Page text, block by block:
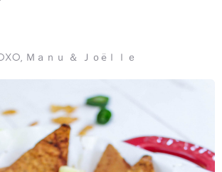
Ｍａｎｕ ＆ Ｊｏëｌｌｅ